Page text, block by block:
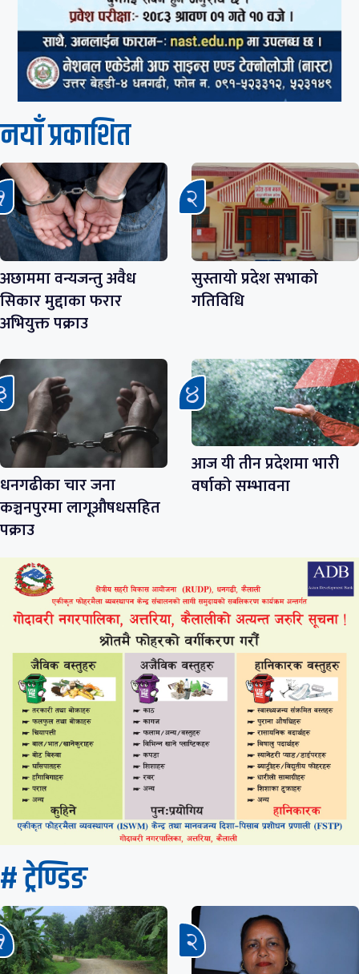
नयाँ प्रकाशित
अछाममा वन्यजन्तु अवैध
सिकार मुद्दाका फरार
अभियुक्त पक्राउ
सुस्तायो प्रदेश सभाको
गतिविधि
धनगढीका चार जना
कञ्चनपुरमा लागूऔषधसहित
पक्राउ
आज यी तीन प्रदेशमा भारी
वर्षाको सम्भावना
# ट्रेण्डिङ